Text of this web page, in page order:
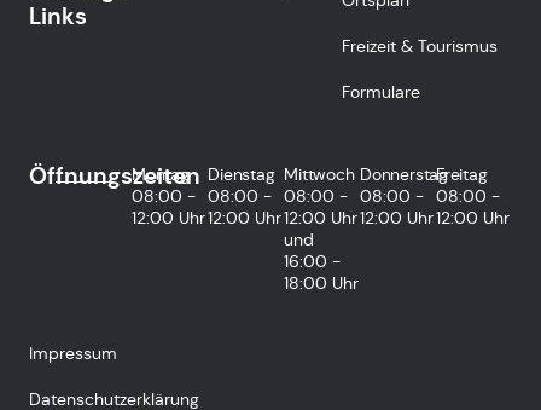
Links
Freizeit & Tourismus
Formulare
Öffnungszeiten
Montag
08:00 -
12:00 Uhr
Dienstag
08:00 -
12:00 Uhr
Mittwoch
08:00 -
12:00 Uhr
und
16:00 -
18:00 Uhr
Donnerstag
08:00 -
12:00 Uhr
Freitag
08:00 -
12:00 Uhr
Impressum
Datenschutzerklärung